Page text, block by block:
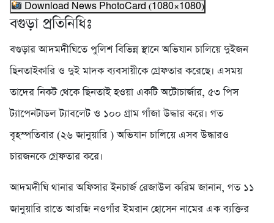
Download News PhotoCard (1080×1080)
বগুড়া প্রতিনিধিঃ
বগুড়ার আদমদীঘিতে পুলিশ বিভিন্ন স্থানে অভিযান চালিয়ে দুইজন
ছিনতাইকারি ও দুই মাদক ব্যবসায়ীকে গ্রেফতার করেছে। এসময়
তাদের নিকট থেকে ছিনতাই হওয়া একটি অটোচার্জার, ৫৩ পিস
ট্যাপেনটাডল ট্যাবলেট ও ১০০ গ্রাম গাঁজা উদ্ধার করে। গত
বৃহস্পতিবার (২৬ জানুয়ারি ) অভিযান চালিয়ে এসব উদ্ধারও
চারজনকে গ্রেফতার করে।
আদমদীঘি থানার অফিসার ইনচার্জ রেজাউল করিম জানান, গত ১১
জানুয়ারি রাতে আরজি নওগাঁর ইমরান হোসেন নামের এক ব্যক্তির